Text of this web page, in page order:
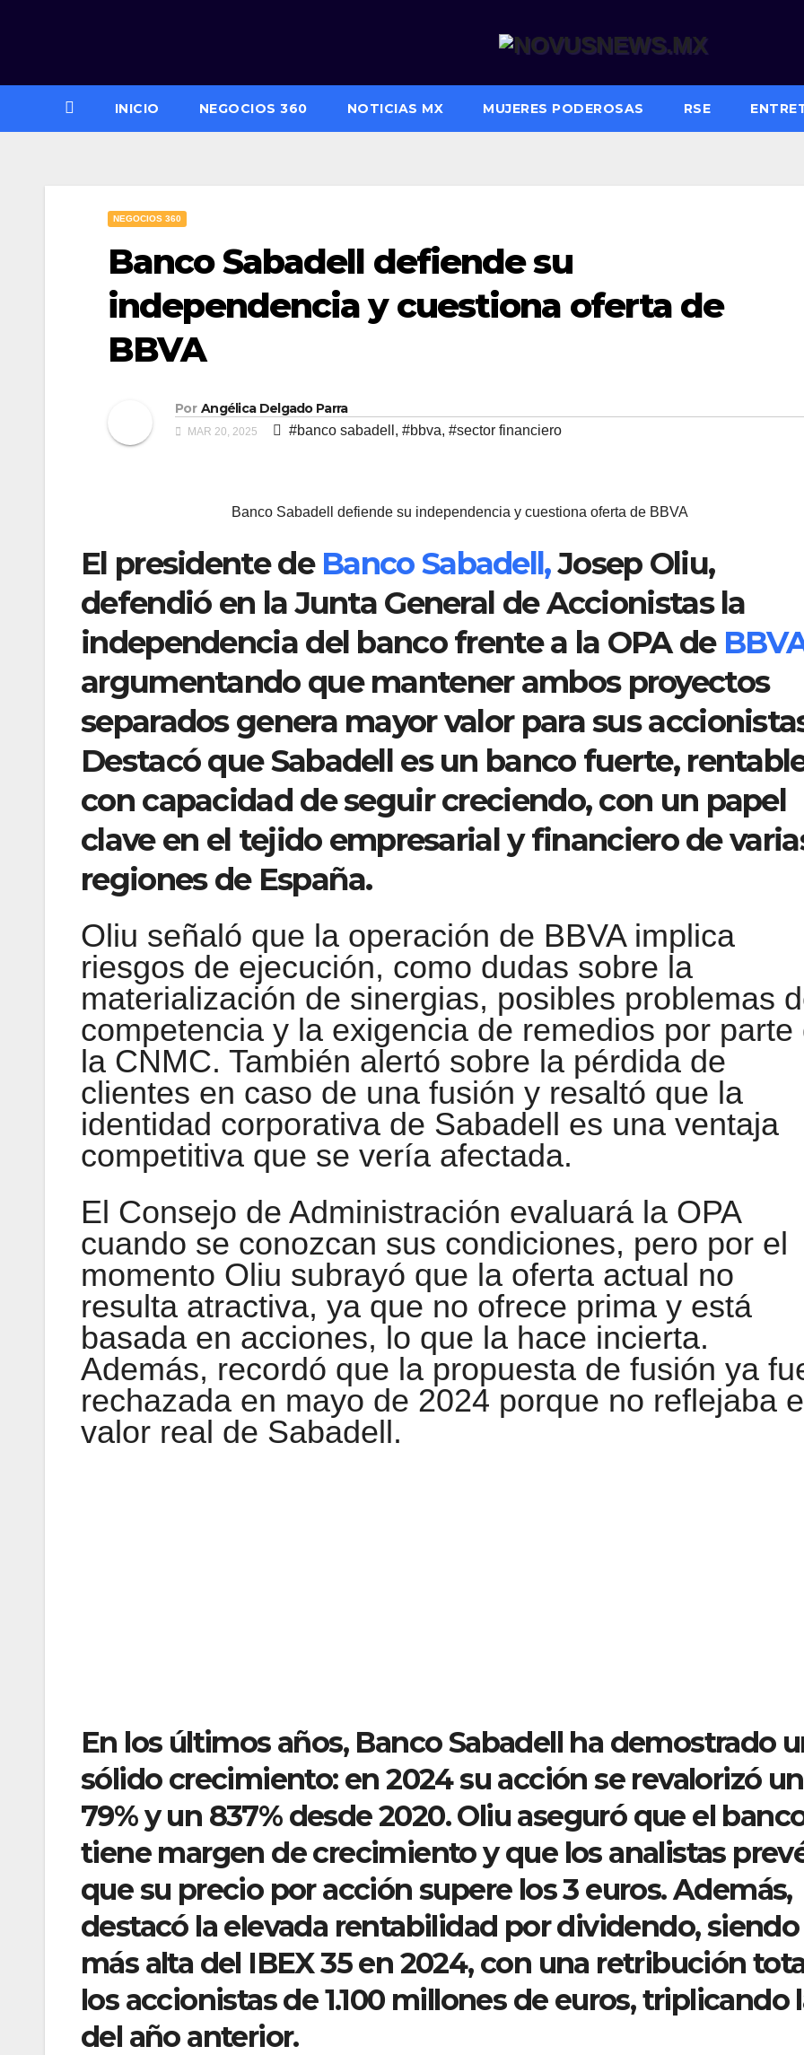
INICIO NEGOCIOS 360 NOTICIAS MX MUJERES PODEROSAS RSE
NEGOCIOS 360
Banco Sabadell defiende su
independencia y cuestiona oferta de
BBVA
Por Angélica Delgado Parra
MAR 20, 2025 #banco sabadell , #bbva, #sector financiero
Banco Sabadell defiende su independencia y cuestiona oferta de BBVA
El presidente de Banco Sabadell,Josep Oliu,
defendió en la Junta General de Accionistas la
independencia del banco frente a la OPA de
argumentando que mantener ambos proyectos
separados genera mayor valor para sus
Destacó que Sabadell es un banco fuerte,
con capacidad de seguir creciendo, con un papel
clave en el tejido empresarial y financiero de
regiones de España.
Oliu señaló que la operación de BBVA implica
riesgos de ejecución, como dudas sobre la
materialización de sinergias, posibles problemas
competencia y la exigencia de remedios por parte
la CNMC. También alertó sobre la pérdida de
clientes en caso de una fusión y resaltó que la
identidad corporativa de Sabadell es una ventaja
competitiva que se vería afectada.
El Consejo de Administración evaluará la OPA
cuando se conozcan sus condiciones, pero por el
momento Oliu subrayó que la oferta actual no
resulta atractiva, ya que no ofrece prima y está
basada en acciones, lo que la hace incierta.
Además, recordó que la propuesta de fusión ya
rechazada en mayo de 2024 porque no reflejaba
valor real de Sabadell.
En los últimos años, Banco Sabadell ha demostrado
sólido crecimiento: en 2024 su acción se revalorizó un
79% y un 837% desde 2020. Oliu aseguró que el
tiene margen de crecimiento y que los analistas
que su precio por acción supere los 3 euros. Además,
destacó la elevada rentabilidad por dividendo, siendo
más alta del IBEX 35 en 2024, con una retribución
los accionistas de 1.100 millones de euros, triplicando
del año anterior.